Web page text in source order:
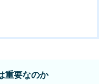
重要なのか